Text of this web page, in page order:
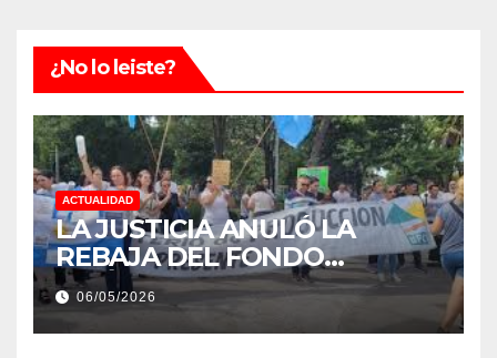
¿No lo leiste?
ACTUALIDAD
LA JUSTICIA ANULÓ LA
REBAJA DEL FONDO
ESTÍMULO A EMPLEADOS DE
PRODUCCIÓN DE LA
PROVINCIA DEL CHACO
06/05/2026